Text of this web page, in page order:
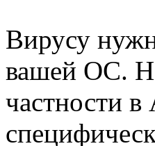
Вирусу
вашей ОС.
частности